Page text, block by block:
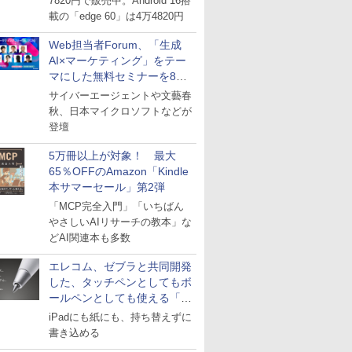
載の「edge 60」は4万4820円
Web担当者Forum、「生成
AI×マーケティング」をテー
マにした無料セミナーを8月
27日にオンライン開催
サイバーエージェントや文藝春
秋、日本マイクロソフトなどが
登壇
5万冊以上が対象！ 最大
65％OFFのAmazon「Kindle
本サマーセール」第2弾
「MCP完全入門」「いちばん
やさしいAIリサーチの教本」な
どAI関連本も多数
エレコム、ゼブラと共同開発
した、タッチペンとしてもボ
ールペンとしても使える「ス
タイラスツーウェイ」発売
iPadにも紙にも、持ち替えずに
書き込める